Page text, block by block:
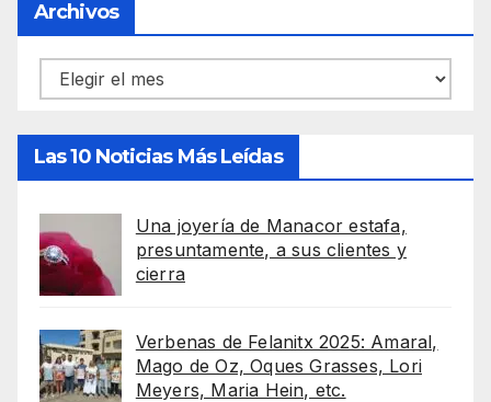
Archivos
Archivos
Las 10 Noticias Más Leídas
Una joyería de Manacor estafa,
presuntamente, a sus clientes y
cierra
Verbenas de Felanitx 2025: Amaral,
Mago de Oz, Oques Grasses, Lori
Meyers, Maria Hein, etc.